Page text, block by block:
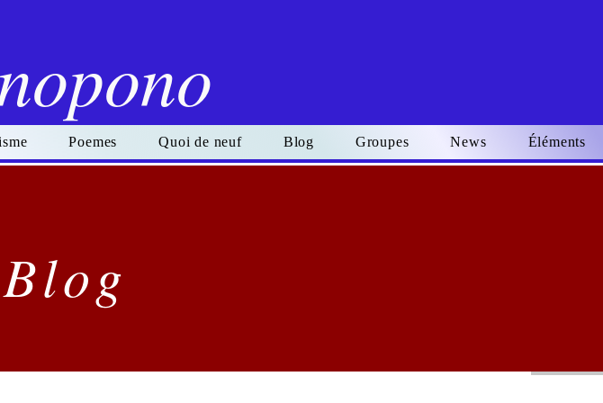
Se connecter
Poemes Quoi de neuf Blog Groupes News Éléments